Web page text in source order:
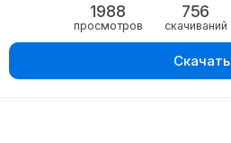
1988
просмотров
756
скачиваний
Скачать